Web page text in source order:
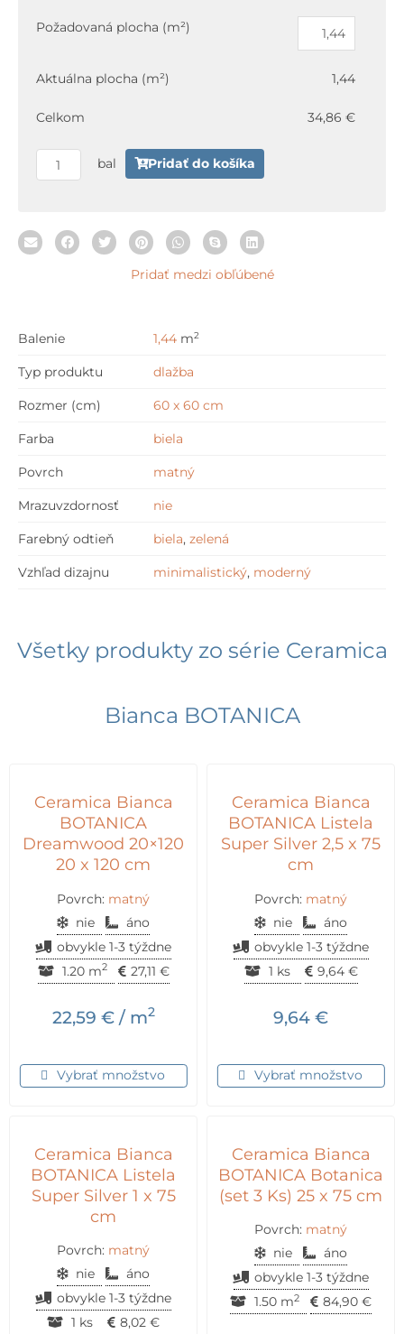
Požadovaná plocha (m²)
Aktuálna plocha (m²) 1,44
Celkom 34,86 €
Ceramica
Sugar
x
bal Pridať do košíka
Pridať medzi obľúbené
Balenie 1,44 m2
Typ produktu dlažba
Rozmer (cm) 60 x 60 cm
Farba biela
Povrch matný
Mrazuvzdornosť nie
Farebný odtieň biela, zelená
Vzhľad dizajnu minimalistický, moderný
Všetky produkty zo série Ceramica
Bianca BOTANICA
Ceramica Bianca
BOTANICA
Dreamwood 20×120
20 x 120 cm
Povrch: matný
nie
áno
obvykle 1-3 týždne
1.20 m2 27,11 €
22,59 €/ m2
Vybrať množstvo
Ceramica Bianca
BOTANICA Listela
Super Silver 2,5 x 75
cm
Povrch: matný
nie
áno
obvykle 1-3 týždne
1 ks
9,64 €
9,64 €
Vybrať množstvo
Ceramica Bianca
BOTANICA Listela
Super Silver 1 x 75
cm
Povrch: matný
nie
áno
obvykle 1-3 týždne
1 ks
8,02 €
Ceramica Bianca
BOTANICA Botanica
(set 3 Ks) 25 x 75 cm
Povrch: matný
nie
áno
obvykle 1-3 týždne
1.50 m2 84,90 €